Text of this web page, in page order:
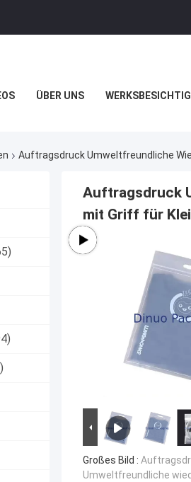
ÜBER UNS
Auftragsdruck Umweltfreundliche
Auftragsdruck
mit Griff für
Großes Bild :
Umweltfreundliche